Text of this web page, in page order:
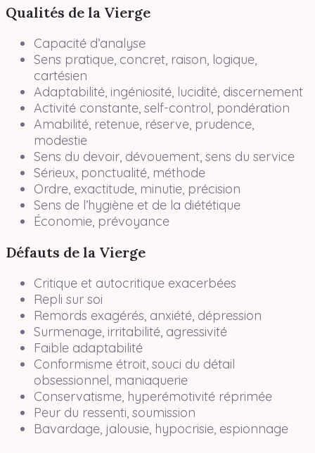
Qualités de la Vierge
Capacité d’analyse
Sens pratique, concret, raison, logique,
cartésien
Adaptabilité, ingéniosité, lucidité, discernement
Activité constante, self-control, pondération
Amabilité, retenue, réserve, prudence,
modestie
Sens du devoir, dévouement, sens du service
Sérieux, ponctualité, méthode
Ordre, exactitude, minutie, précision
Sens de l’hygiène et de la diététique
Économie, prévoyance
Défauts de la Vierge
Critique et autocritique exacerbées
Repli sur soi
Remords exagérés, anxiété, dépression
Surmenage, irritabilité, agressivité
Faible adaptabilité
Conformisme étroit, souci du détail
obsessionnel, maniaquerie
Conservatisme, hyperémotivité réprimée
Peur du ressenti, soumission
Bavardage, jalousie, hypocrisie, espionnage